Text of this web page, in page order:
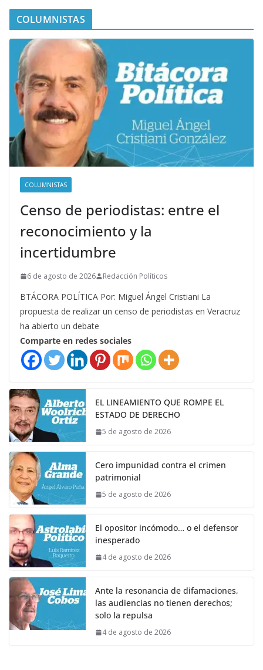
COLUMNISTAS
COLUMNISTAS
Censo de periodistas: entre el
reconocimiento y la
incertidumbre
6 de agosto de 2026 Redacción Políticos
BTÁCORA POLÍTICA Por: Miguel Ángel Cristiani La
propuesta de realizar un censo de periodistas en Veracruz
ha abierto un debate
Comparte en redes sociales
EL LINEAMIENTO QUE ROMPE EL
ESTADO DE DERECHO
5 de agosto de 2026
Cero impunidad contra el crimen
patrimonial
5 de agosto de 2026
El opositor incómodo… o el defensor
inesperado
4 de agosto de 2026
Ante la resonancia de difamaciones,
las audiencias no tienen derechos;
solo la repulsa
4 de agosto de 2026